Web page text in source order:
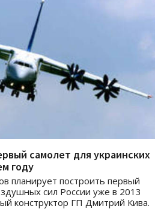
самолет для украинских
году
планирует построить первый
сил России уже в 2013
конструктор ГП Дмитрий Кива.